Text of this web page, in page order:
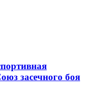
засечного боя